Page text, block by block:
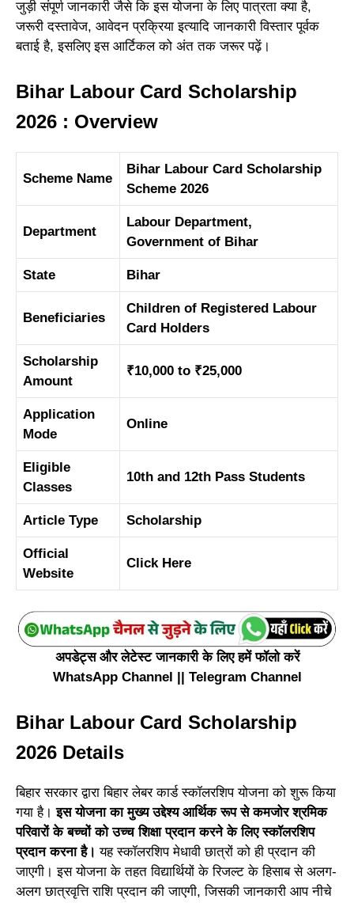
जुड़ी संपूर्ण जानकारी जैसे कि इस योजना के लिए पात्रता क्या है,
जरूरी दस्तावेज, आवेदन प्रक्रिया इत्यादि जानकारी विस्तार पूर्वक
बताई है, इसलिए इस आर्टिकल को अंत तक जरूर पढ़ें।
Bihar Labour Card Scholarship
2026 : Overview
Scheme Name
Bihar Labour Card Scholarship
Scheme 2026
Department
Labour Department,
Government of Bihar
State Bihar
Beneficiaries
Children of Registered Labour
Card Holders
Scholarship
Amount
₹10,000 to ₹25,000
Application
Mode
Online
Eligible
Classes
10th and 12th Pass Students
Article Type Scholarship
Official
Website
Click Here
अपडेट्स और लेटेस्ट जानकारी के लिए हमें फॉलो करें
WhatsApp Channel || Telegram Channel
Bihar Labour Card Scholarship
2026 Details
बिहार सरकार द्वारा बिहार लेबर कार्ड स्कॉलरशिप योजना को शुरू किया
गया है।इस योजना का मुख्य उद्देश्य आर्थिक रूप से कमजोर श्रमिक
परिवारों के बच्चों को उच्च शिक्षा प्रदान करने के लिए स्कॉलरशिप
प्रदान करना है। यह स्कॉलरशिप मेधावी छात्रों को ही प्रदान की
जाएगी। इस योजना के तहत विद्यार्थियों के रिजल्ट के हिसाब से अलग-
अलग छात्रवृत्ति राशि प्रदान की जाएगी, जिसकी जानकारी आप नीचे